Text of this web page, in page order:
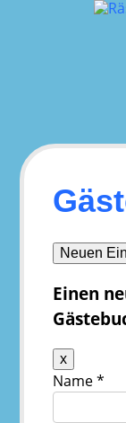
Einen
xDieses
Formular
Name*